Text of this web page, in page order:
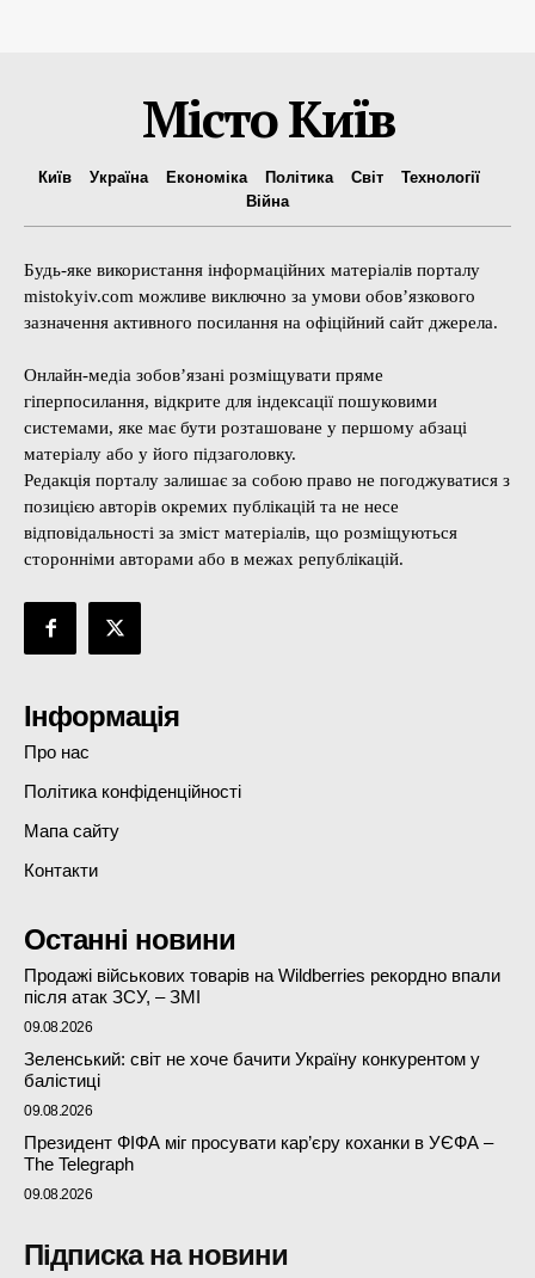
Місто Київ
Київ Україна Економіка Політика Світ
Технології
Війна
Будь-яке використання інформаційних матеріалів порталу
mistokyiv.com можливе виключно за умови обов’язкового
зазначення активного посилання на офіційний сайт джерела.
Онлайн-медіа зобов’язані розміщувати пряме
гіперпосилання, відкрите для індексації пошуковими
системами, яке має бути розташоване у першому абзаці
матеріалу або у його підзаголовку.
Редакція порталу залишає за собою право не погоджуватися з
позицією авторів окремих публікацій та не несе
відповідальності за зміст матеріалів, що розміщуються
сторонніми авторами або в межах републікацій.
Інформація
Про нас
Політика конфіденційності
Мапа сайту
Контакти
Останні новини
Продажі військових товарів на Wildberries рекордно впали
після атак ЗСУ, – ЗМІ
09.08.2026
Зеленський: світ не хоче бачити Україну конкурентом у
балістиці
09.08.2026
Президент ФІФА міг просувати кар’єру коханки в УЄФА –
The Telegraph
09.08.2026
Підписка на новини